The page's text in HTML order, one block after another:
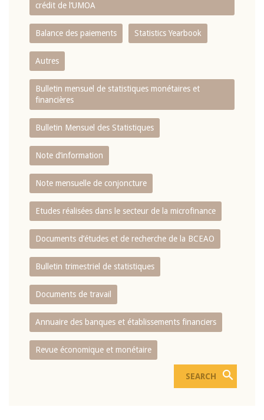
crédit de l‘UMOA
Balance des paiements Statistics Yearbook
Autres
Bulletin mensuel de statistiques monétaires et
financières
Bulletin Mensuel des Statistiques
Note d’information
Note mensuelle de conjoncture
Etudes réalisées dans le secteur de la microfinance
Documents d’études et de recherche de la BCEAO
Bulletin trimestriel de statistiques
Documents de travail
Annuaire des banques et établissements financiers
Revue économique et monétaire